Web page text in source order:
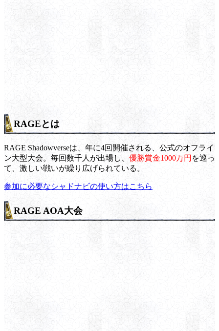
RAGEとは
RAGE Shadowverseは、年に4回開催される、公式のオフライ
ン大型大会。毎回数千人が出場し、 優勝賞金1000万円 を巡っ
て、激しい戦いが繰り広げられている。
参加に必要なシャドナビの使い方はこちら
RAGE AOA大会